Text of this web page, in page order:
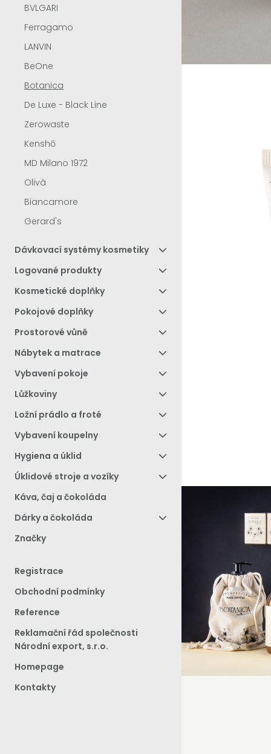
BVLGARI
Ferragamo
LANVIN
BeOne
Botanica
De Luxe - Black Line
Zerowaste
Kenshō
MD Milano 1972
Olivà
Biancamore
Gerard's
Dávkovací systémy kosmetiky
Logované produkty
Kosmetické doplňky
Pokojové doplňky
Prostorové vůně
Nábytek a matrace
Vybavení pokoje
Lůžkoviny
Ložní prádlo a froté
Vybavení koupelny
Hygiena a úklid
Úklidové stroje a vozíky
Káva, čaj a čokoláda
Dárky a čokoláda
Značky
Registrace
Obchodní podmínky
Reference
Reklamační řád společnosti
Národní export, s.r.o.
Homepage
Kontakty